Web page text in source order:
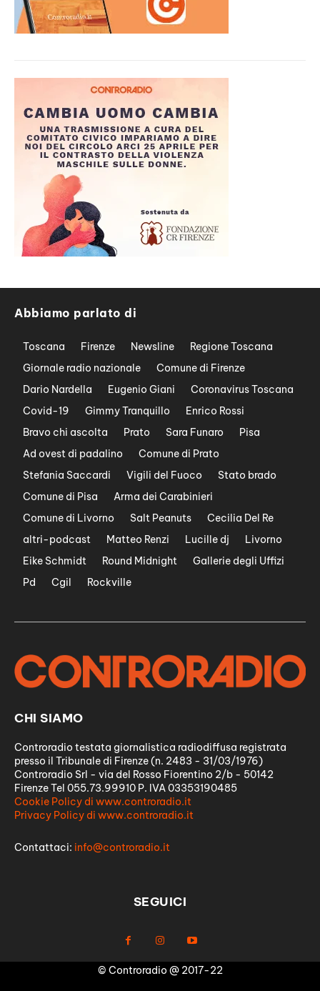
Abbiamo parlato di
Toscana Firenze Newsline
Regione Toscana
Giornale radio nazionale
Comune di Firenze
Dario Nardella
Eugenio Giani
Coronavirus Toscana
Covid-19
Gimmy Tranquillo
Enrico Rossi
Bravo chi ascolta
Prato Sara Funaro
Pisa
Ad ovest di padalino
Comune di Prato
Stefania Saccardi
Vigili del Fuoco
Stato brado
Comune di Pisa
Arma dei Carabinieri
Comune di Livorno
Salt Peanuts
Cecilia Del Re
altri-podcast
Matteo Renzi Lucille dj
Livorno
Eike Schmidt
Round Midnight
Gallerie degli Uffizi
Pd
Cgil Rockville
CHI SIAMO
Controradio testata giornalistica radiodiffusa registrata
presso il Tribunale di Firenze (n. 2483 - 31/03/1976)
Controradio Srl - via del Rosso Fiorentino 2/b - 50142
Firenze Tel 055.73.99910 P. IVA 03353190485
Cookie Policy di www.controradio.it
Privacy Policy di www.controradio.it
Contattaci: info@controradio.it
SEGUICI
© Controradio @ 2017-22